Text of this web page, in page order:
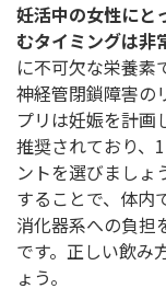
妊活中の女性にと
むタイミングは非
に不可欠な栄養素
神経管閉鎖障害の
プリは妊娠を計画
推奨されており、
ントを選びましょ
することで、体内
消化器系への負担
です。正しい飲み
ょう。